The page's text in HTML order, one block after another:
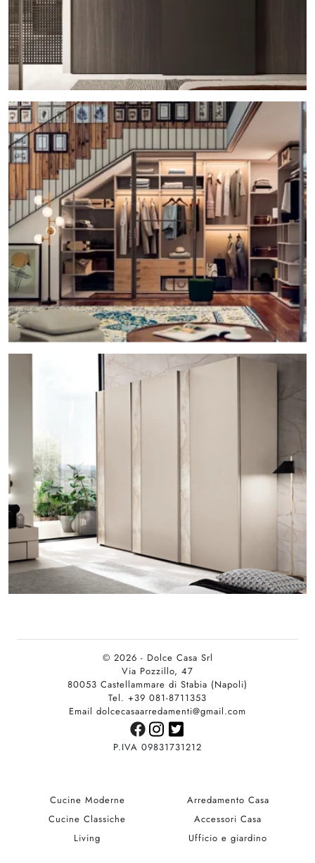
© 2026 - Dolce Casa Srl
Via Pozzillo, 47
80053 Castellammare di Stabia (Napoli)
Tel. +39 081-8711353
Email dolcecasaarredamenti@gmail.com
P.IVA 09831731212
Cucine Moderne
Cucine Classiche
Living
Arredamento Casa
Accessori Casa
Ufficio e giardino